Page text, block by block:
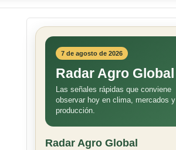
7 de agosto de 2026
Radar Agro Global
Las señales rápidas que conviene
observar hoy en clima, mercados y
producción.
Radar Agro Global